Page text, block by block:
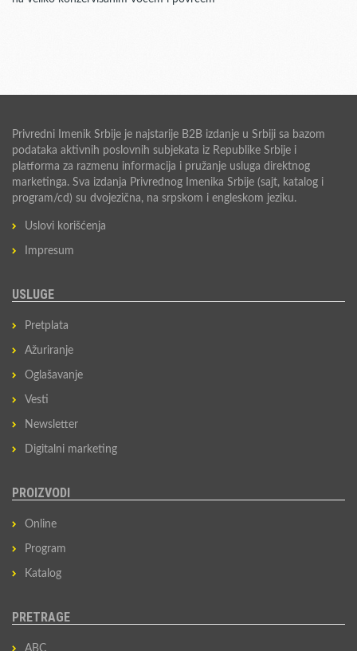
Privredni Imenik Srbije je najstarije B2B izdanje u Srbiji sa bazom
podataka aktivnih poslovnih subjekata iz Republike Srbije i
platforma za razmenu informacija i pružanje usluga direktnog
marketinga. Sva izdanja Privrednog Imenika Srbije (sajt, katalog i
program/cd) su dvojezična, na srpskom i engleskom jeziku.
Uslovi korišćenja
Impresum
USLUGE
Pretplata
Ažuriranje
Oglašavanje
Vesti
Newsletter
Digitalni marketing
PROIZVODI
Online
Program
Katalog
PRETRAGE
ABC